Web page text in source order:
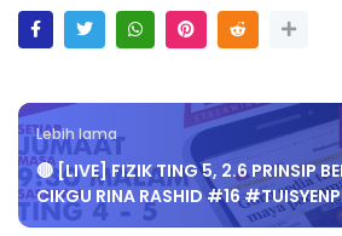
Lebih lama
🔴 [LIVE] FIZIK TING 5, 2.6 PRINSIP
CIKGU RINA RASHID #16